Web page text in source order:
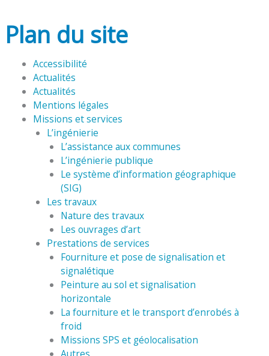
Plan du site
Accessibilité
Actualités
Actualités
Mentions légales
Missions et services
L’ingénierie
L’assistance aux communes
L’ingénierie publique
Le système d’information géographique
(SIG)
Les travaux
Nature des travaux
Les ouvrages d’art
Prestations de services
Fourniture et pose de signalisation et
signalétique
Peinture au sol et signalisation
horizontale
La fourniture et le transport d’enrobés à
froid
Missions SPS et géolocalisation